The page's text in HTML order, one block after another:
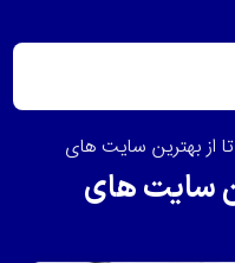
معرفی +20 تا از بهترین سایت های
بهترین سایت های